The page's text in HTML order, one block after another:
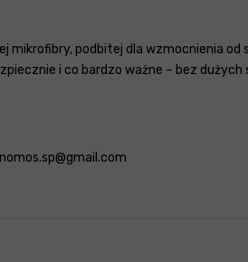
mikrofibry, podbitej dla wzmocnienia
i co bardzo ważne – bez